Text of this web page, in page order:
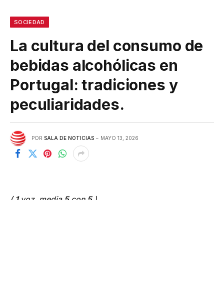
SOCIEDAD
La cultura del consumo de
bebidas alcohólicas en
Portugal: tradiciones y
peculiaridades.
POR SALA DE NOTICIAS MAYO 13, 2026
( 1voz, media 5con 5)